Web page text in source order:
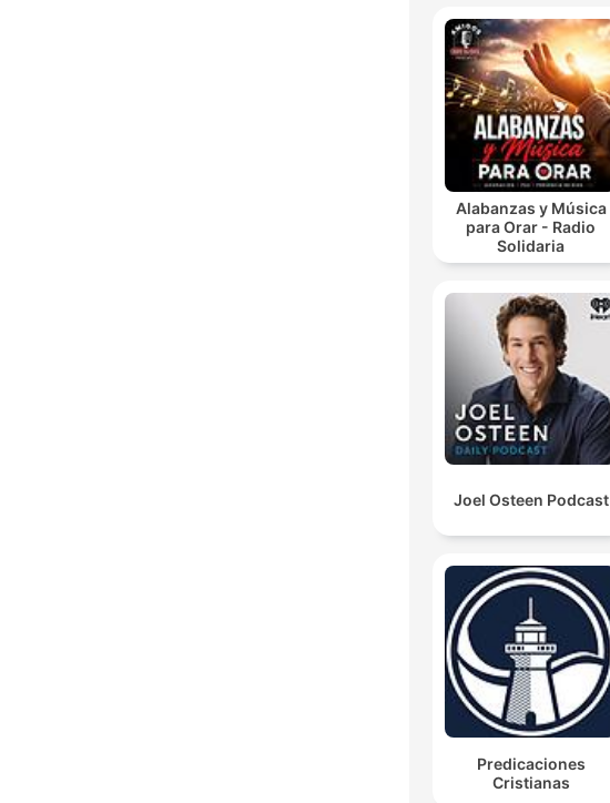
Alabanzas y Música
para Orar - Radio
Solidaria
Joel Osteen Podcast
Predicaciones
Cristianas